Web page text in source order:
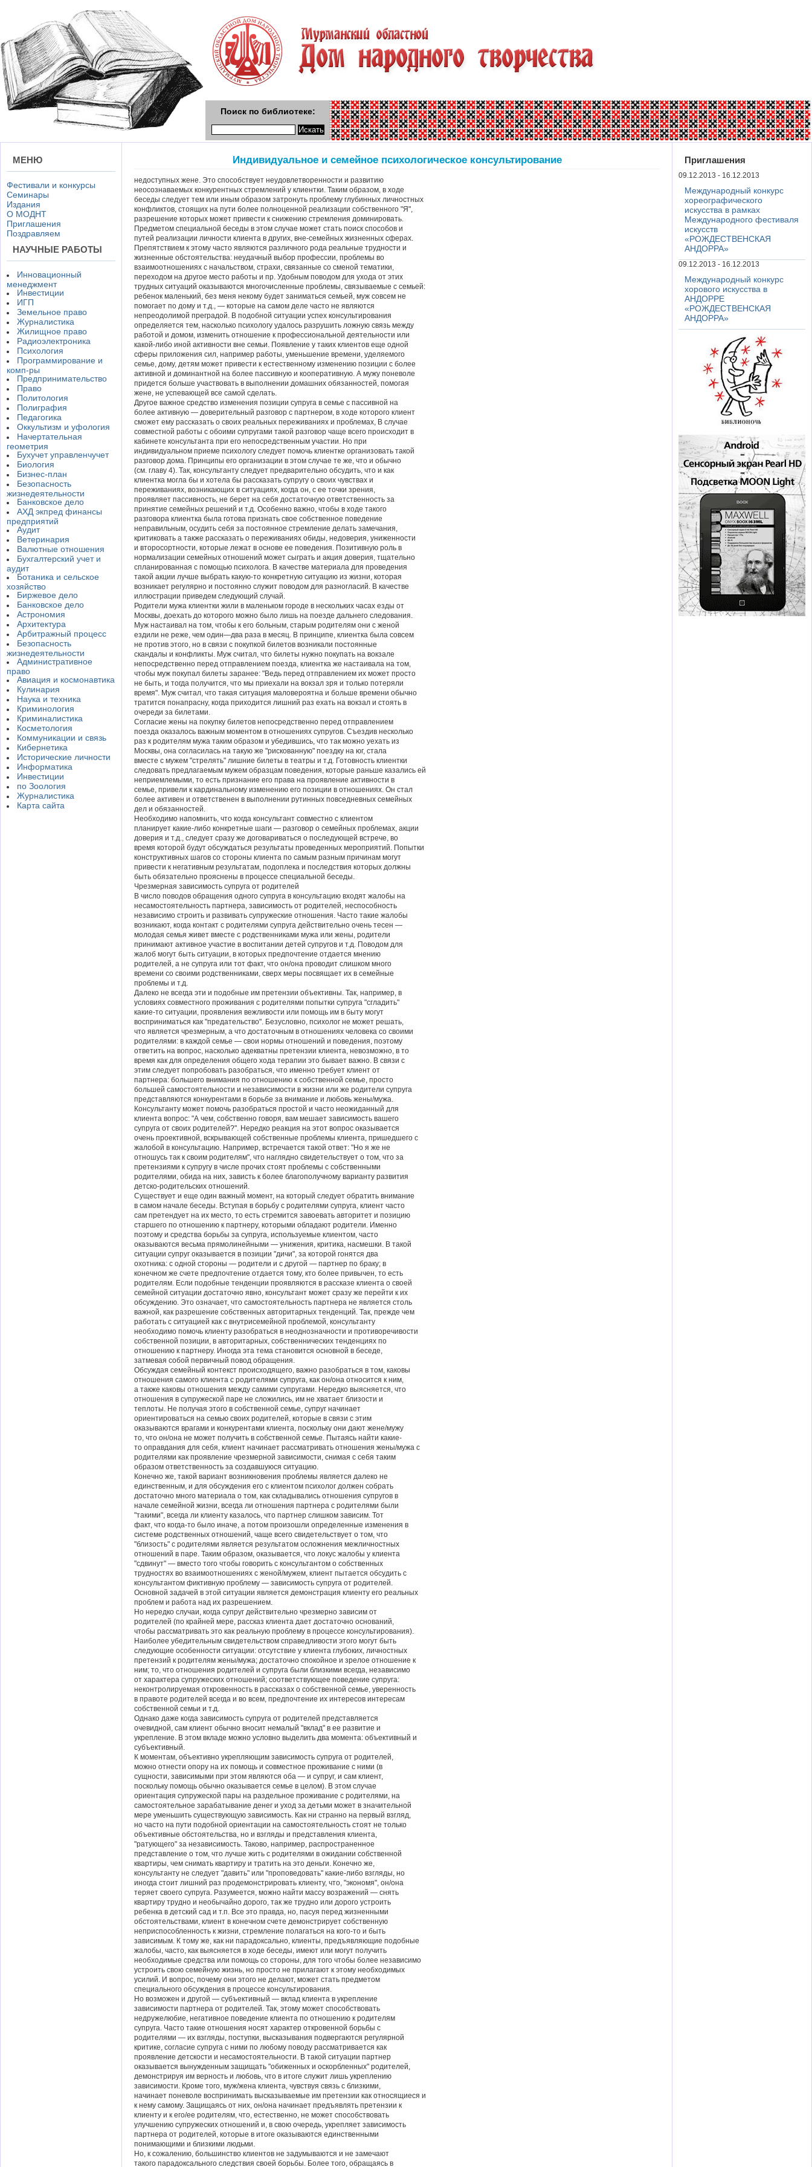
Поиск по библиотеке:
МЕНЮ
Фестивали и конкурсы
Семинары
Издания
О МОДНТ
Приглашения
Поздравляем
НАУЧНЫЕ РАБОТЫ
Инновационный
менеджмент
Инвестиции
ИГП
Земельное право
Журналистика
Жилищное право
Радиоэлектроника
Психология
Программирование и
комп-ры
Предпринимательство
Право
Политология
Полиграфия
Педагогика
Оккультизм и уфология
Начертательная
геометрия
Бухучет управленчучет
Биология
Бизнес-план
Безопасность
жизнедеятельности
Банковское дело
АХД экпред финансы
предприятий
Аудит
Ветеринария
Валютные отношения
Бухгалтерский учет и
аудит
Ботаника и сельское
хозяйство
Биржевое дело
Банковское дело
Астрономия
Архитектура
Арбитражный процесс
Безопасность
жизнедеятельности
Административное
право
Авиация и космонавтика
Кулинария
Наука и техника
Криминология
Криминалистика
Косметология
Коммуникации и связь
Кибернетика
Исторические личности
Информатика
Инвестиции
по Зоология
Журналистика
Карта сайта
Индивидуальное и семейное психологическое консультирование
недоступных жене. Это способствует неудовлетворенности и развитию
неосознаваемых конкурентных стремлений у клиентки. Таким образом, в ходе
беседы следует тем или иным образом затронуть проблему глубинных личностных
конфликтов, стоящих на пути более полноценной реализации собственного "Я",
разрешение которых может привести к снижению стремления доминировать.
Предметом специальной беседы в этом случае может стать поиск способов и
путей реализации личности клиента в других, вне-семейных жизненных сферах.
Препятствием к этому часто являются различного рода реальные трудности и
жизненные обстоятельства: неудачный выбор профессии, проблемы во
взаимоотношениях с начальством, страхи, связанные со сменой тематики,
переходом на другое место работы и пр. Удобным поводом для ухода от этих
трудных ситуаций оказываются многочисленные проблемы, связываемые с семьей:
ребенок маленький, без меня некому будет заниматься семьей, муж совсем не
помогает по дому и т.д., — которые на самом деле часто не являются
непреодолимой преградой. В подобной ситуации успех консультирования
определяется тем, насколько психологу удалось разрушить ложную связь между
работой и домом, изменить отношение к профессиональной деятельности или
какой-либо иной активности вне семьи. Появление у таких клиентов еще одной
сферы приложения сил, например работы, уменьшение времени, уделяемого
семье, дому, детям может привести к естественному изменению позиции с более
активной и доминантной на более пассивную и кооперативную. А мужу поневоле
придется больше участвовать в выполнении домашних обязанностей, помогая
жене, не успевающей все самой сделать.
Другое важное средство изменения позиции супруга в семье с пассивной на
более активную — доверительный разговор с партнером, в ходе которого клиент
сможет ему рассказать о своих реальных переживаниях и проблемах, В случае
совместной работы с обоими супругами такой разговор чаще всего происходит в
кабинете консультанта при его непосредственным участии. Но при
индивидуальном приеме психологу следует помочь клиентке организовать такой
разговор дома. Принципы его организации в этом случае те же, что и обычно
(см. главу 4). Так, консультанту следует предварительно обсудить, что и как
клиентка могла бы и хотела бы рассказать супругу о своих чувствах и
переживаниях, возникающих в ситуациях, когда он, с ее точки зрения,
проявляет пассивность, не берет на себя достаточную ответственность за
принятие семейных решений и т.д. Особенно важно, чтобы в ходе такого
разговора клиентка была готова признать свое собственное поведение
неправильным, осудить себя за постоянное стремление делать замечания,
критиковать а также рассказать о переживаниях обиды, недоверия, униженности
и второсортности, которые лежат в основе ее поведения. Позитивную роль в
нормализации семейных отношений может сыграть и акция доверия, тщательно
спланированная с помощью психолога. В качестве материала для проведения
такой акции лучше выбрать какую-то конкретную ситуацию из жизни, которая
возникает регулярно и постоянно служит поводом для разногласий. В качестве
иллюстрации приведем следующий случай.
Родители мужа клиентки жили в маленьком городе в нескольких часах езды от
Москвы, доехать до которого можно было лишь на поезде дальнего следования.
Муж настаивал на том, чтобы к его больным, старым родителям они с женой
ездили не реже, чем один—два раза в месяц. В принципе, клиентка была совсем
не против этого, но в связи с покупкой билетов возникали постоянные
скандалы и конфликты. Муж считал, что билеты нужно покупать на вокзале
непосредственно перед отправлением поезда, клиентка же настаивала на том,
чтобы муж покупал билеты заранее: "Ведь перед отправлением их может просто
не быть, и тогда получится, что мы приехали на вокзал зря и только потеряли
время". Муж считал, что такая ситуация маловероятна и больше времени обычно
тратится понапрасну, когда приходится лишний раз ехать на вокзал и стоять в
очереди за билетами.
Согласие жены на покупку билетов непосредственно перед отправлением
поезда оказалось важным моментом в отношениях супругов. Съездив несколько
раз к родителям мужа таким образом и убедившись, что так можно уехать из
Москвы, она согласилась на такую же "рискованную" поездку на юг, стала
вместе с мужем "стрелять" лишние билеты в театры и т.д. Готовность клиентки
следовать предлагаемым мужем образцам поведения, которые раньше казались ей
неприемлемыми, то есть признание его права на проявление активности в
семье, привели к кардинальному изменению его позиции в отношениях. Он стал
более активен и ответственен в выполнении рутинных повседневных семейных
дел и обязанностей.
Необходимо напомнить, что когда консультант совместно с клиентом
планирует какие-либо конкретные шаги — разговор о семейных проблемах, акции
доверия и т.д., следует сразу же договариваться о последующей встрече, во
время которой будут обсуждаться результаты проведенных мероприятий. Попытки
конструктивных шагов со стороны клиента по самым разным причинам могут
привести к негативным результатам, подоплека и последствия которых должны
быть обязательно прояснены в процессе специальной беседы.
Чрезмерная зависимость супруга от родителей
В число поводов обращения одного супруга в консультацию входят жалобы на
несамостоятельность партнера, зависимость от родителей, неспособность
независимо строить и развивать супружеские отношения. Часто такие жалобы
возникают, когда контакт с родителями супруга действительно очень тесен —
молодая семья живет вместе с родственниками мужа или жены, родители
принимают активное участие в воспитании детей супругов и т.д. Поводом для
жалоб могут быть ситуации, в которых предпочтение отдается мнению
родителей, а не супруга или тот факт, что он/она проводит слишком много
времени со своими родственниками, сверх меры посвящает их в семейные
проблемы и т.д.
Далеко не всегда эти и подобные им претензии объективны. Так, например, в
условиях совместного проживания с родителями попытки супруга "сгладить"
какие-то ситуации, проявления вежливости или помощь им в быту могут
восприниматься как "предательство". Безусловно, психолог не может решать,
что является чрезмерным, а что достаточным в отношениях человека со своими
родителями: в каждой семье — свои нормы отношений и поведения, поэтому
ответить на вопрос, насколько адекватны претензии клиента, невозможно, в то
время как для определения общего хода терапии это бывает важно. В связи с
этим следует попробовать разобраться, что именно требует клиент от
партнера: большего внимания по отношению к собственной семье, просто
большей самостоятельности и независимости в жизни или же родители супруга
представляются конкурентами в борьбе за внимание и любовь жены/мужа.
Консультанту может помочь разобраться простой и часто неожиданный для
клиента вопрос: "А чем, собственно говоря, вам мешает зависимость вашего
супруга от своих родителей?". Нередко реакция на этот вопрос оказывается
очень проективной, вскрывающей собственные проблемы клиента, пришедшего с
жалобой в консультацию. Например, встречается такой ответ: "Но я же не
отношусь так к своим родителям", что наглядно свидетельствует о том, что за
претензиями к супругу в числе прочих стоят проблемы с собственными
родителями, обида на них, зависть к более благополучному варианту развития
детско-родительских отношений.
Существует и еще один важный момент, на который следует обратить внимание
в самом начале беседы. Вступая в борьбу с родителями супруга, клиент часто
сам претендует на их место, то есть стремится завоевать авторитет и позицию
старшего по отношению к партнеру, которыми обладают родители. Именно
поэтому и средства борьбы за супруга, используемые клиентом, часто
оказываются весьма прямолинейными — унижения, критика, насмешки. В такой
ситуации супруг оказывается в позиции "дичи", за которой гонятся два
охотника: с одной стороны — родители и с другой — партнер по браку; в
конечном же счете предпочтение отдается тому, кто более привычен, то есть
родителям. Если подобные тенденции проявляются в рассказе клиента о своей
семейной ситуации достаточно явно, консультант может сразу же перейти к их
обсуждению. Это означает, что самостоятельность партнера не является столь
важной, как разрешение собственных авторитарных тенденций. Так, прежде чем
работать с ситуацией как с внутрисемейной проблемой, консультанту
необходимо помочь клиенту разобраться в неоднозначности и противоречивости
собственной позиции, в авторитарных, собственнических тенденциях по
отношению к партнеру. Иногда эта тема становится основной в беседе,
затмевая собой первичный повод обращения.
Обсуждая семейный контекст происходящего, важно разобраться в том, каковы
отношения самого клиента с родителями супруга, как он/она относится к ним,
а также каковы отношения между самими супругами. Нередко выясняется, что
отношения в супружеской паре не сложились, им не хватает близости и
теплоты. Не получая этого в собственной семье, супруг начинает
ориентироваться на семью своих родителей, которые в связи с этим
оказываются врагами и конкурентами клиента, поскольку они дают жене/мужу
то, что он/она не может получить в собственной семье. Пытаясь найти какие-
то оправдания для себя, клиент начинает рассматривать отношения жены/мужа с
родителями как проявление чрезмерной зависимости, снимая с себя таким
образом ответственность за создавшуюся ситуацию.
Конечно же, такой вариант возникновения проблемы является далеко не
единственным, и для обсуждения его с клиентом психолог должен собрать
достаточно много материала о том, как складывались отношения супругов в
начале семейной жизни, всегда ли отношения партнера с родителями были
"такими", всегда ли клиенту казалось, что партнер слишком зависим. Тот
факт, что когда-то было иначе, а потом произошли определенные изменения в
системе родственных отношений, чаще всего свидетельствует о том, что
"близость" с родителями является результатом осложнения межличностных
отношений в паре. Таким образом, оказывается, что локус жалобы у клиента
"сдвинут" — вместо того чтобы говорить с консультантом о собственных
трудностях во взаимоотношениях с женой/мужем, клиент пытается обсудить с
консультантом фиктивную проблему — зависимость супруга от родителей.
Основной задачей в этой ситуации является демонстрация клиенту его реальных
проблем и работа над их разрешением.
Но нередко случаи, когда супруг действительно чрезмерно зависим от
родителей (по крайней мере, рассказ клиента дает достаточно оснований,
чтобы рассматривать это как реальную проблему в процессе консультирования).
Наиболее убедительным свидетельством справедливости этого могут быть
следующие особенности ситуации: отсутствие у клиента глубоких, личностных
претензий к родителям жены/мужа; достаточно спокойное и зрелое отношение к
ним; то, что отношения родителей и супруга были близкими всегда, независимо
от характера супружеских отношений; соответствующее поведение супруга:
неконтролируемая откровенность в рассказах о собственной семье, уверенность
в правоте родителей всегда и во всем, предпочтение их интересов интересам
собственной семьи и т.д.
Однако даже когда зависимость супруга от родителей представляется
очевидной, сам клиент обычно вносит немалый "вклад" в ее развитие и
укрепление. В этом вкладе можно условно выделить два момента: объективный и
субъективный.
К моментам, объективно укрепляющим зависимость супруга от родителей,
можно отнести опору на их помощь и совместное проживание с ними (в
сущности, зависимыми при этом являются оба — и супруг, и сам клиент,
поскольку помощь обычно оказывается семье в целом). В этом случае
ориентация супружеской пары на раздельное проживание с родителями, на
самостоятельное зарабатывание денег и уход за детьми может в значительной
мере уменьшить существующую зависимость. Как ни странно на первый взгляд,
но часто на пути подобной ориентации на самостоятельность стоят не только
объективные обстоятельства, но и взгляды и представления клиента,
"ратующего" за независимость. Таково, например, распространенное
представление о том, что лучше жить с родителями в ожидании собственной
квартиры, чем снимать квартиру и тратить на это деньги. Конечно же,
консультанту не следует "давить" или "проповедовать" какие-либо взгляды, но
иногда стоит лишний раз продемонстрировать клиенту, что, "экономя", он/она
теряет своего супруга. Разумеется, можно найти массу возражений — снять
квартиру трудно и необычайно дорого, так же трудно или дорого устроить
ребенка в детский сад и т.п. Все это правда, но, пасуя перед жизненными
обстоятельствами, клиент в конечном счете демонстрирует собственную
неприспособленность к жизни, стремление полагаться на кого-то и быть
зависимым. К тому же, как ни парадоксально, клиенты, предъявляющие подобные
жалобы, часто, как выясняется в ходе беседы, имеют или могут получить
необходимые средства или помощь со стороны, для того чтобы более независимо
устроить свою семейную жизнь, но просто не прилагают к этому необходимых
усилий. И вопрос, почему они этого не делают, может стать предметом
специального обсуждения в процессе консультирования.
Но возможен и другой — субъективный — вклад клиента в укрепление
зависимости партнера от родителей. Так, этому может способствовать
недружелюбие, негативное поведение клиента по отношению к родителям
супруга. Часто такие отношения носят характер откровенной борьбы с
родителями — их взгляды, поступки, высказывания подвергаются регулярной
критике, согласие супруга с ними по любому поводу рассматривается как
проявление детскости и несамостоятельности. В такой ситуации партнер
оказывается вынужденным защищать "обиженных и оскорбленных" родителей,
демонстрируя им верность и любовь, что в итоге служит лишь укреплению
зависимости. Кроме того, муж/жена клиента, чувствуя связь с близкими,
начинает поневоле воспринимать высказываемые им претензии как относящиеся и
к нему самому. Защищаясь от них, он/она начинает предъявлять претензии к
клиенту и к его/ее родителям, что, естественно, не может способствовать
улучшению супружеских отношений и, в свою очередь, укрепляет зависимость
партнера от родителей, которые в итоге оказываются единственными
понимающими и близкими людьми.
Но, к сожалению, большинство клиентов не задумываются и не замечают
такого парадоксального следствия своей борьбы. Более того, обращаясь в
Приглашения
09.12.2013 - 16.12.2013
Международный конкурс
хореографического
искусства в рамках
Международного фестиваля
искусств
«РОЖДЕСТВЕНСКАЯ
АНДОРРА»
09.12.2013 - 16.12.2013
Международный конкурс
хорового искусства в
АНДОРРЕ
«РОЖДЕСТВЕНСКАЯ
АНДОРРА»